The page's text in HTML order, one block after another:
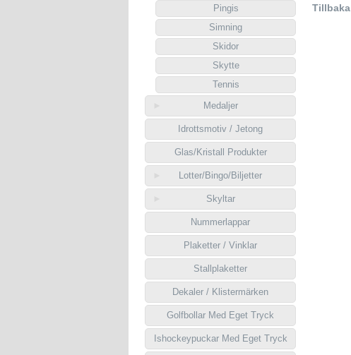
Pingis
Simning
Skidor
Skytte
Tennis
Medaljer
Idrottsmotiv / Jetong
Glas/Kristall Produkter
Lotter/Bingo/Biljetter
Skyltar
Nummerlappar
Plaketter / Vinklar
Stallplaketter
Dekaler / Klistermärken
Golfbollar Med Eget Tryck
Ishockeypuckar Med Eget Tryck
Tillbaka